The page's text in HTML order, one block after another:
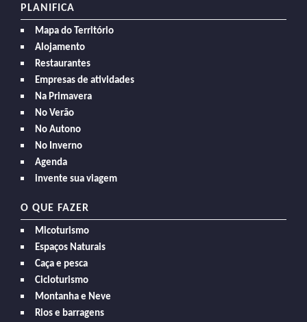
PLANIFICA
Mapa do Território
Alojamento
Restaurantes
Empresas de atividades
Na Primavera
No Verão
No Autono
No Inverno
Agenda
invente sua viagem
O QUE FAZER
Micoturismo
Espaços Naturais
Caça e pesca
Cicloturismo
Montanha e Neve
Rios e barragens